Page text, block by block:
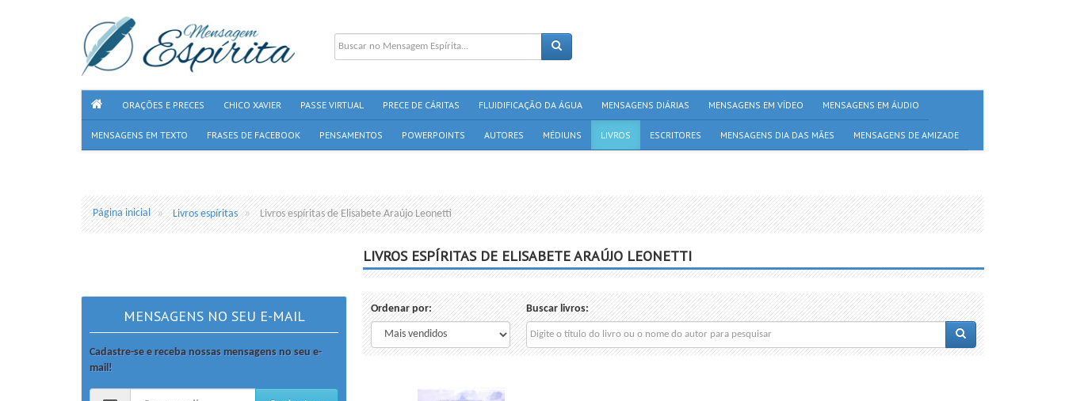
ORAÇÕES E PRECES CHICO XAVIER PASSE VIRTUAL PRECE DE CÁRITAS FLUIDIFICAÇÃO DA ÁGUA MENSAGENS DIÁRIAS MENSAGENS EM VÍDEO MENSAGENS EM ÁUDIO
MENSAGENS EM TEXTO FRASES DE FACEBOOK PENSAMENTOS POWERPOINTS AUTORES MÉDIUNS LIVROS ESCRITORES MENSAGENS DIA DAS MÃES MENSAGENS DE AMIZADE
Página inicial Livros espíritas Livros espíritas de Elisabete Araújo Leonetti
LIVROS ESPÍRITAS DE ELISABETE ARAÚJO LEONETTI
Ordenar por: Buscar livros:
MENSAGENS NO SEU E-MAIL
Cadastre-se e receba nossas mensagens no seu e-
mail!